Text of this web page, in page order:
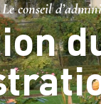
Le conseil